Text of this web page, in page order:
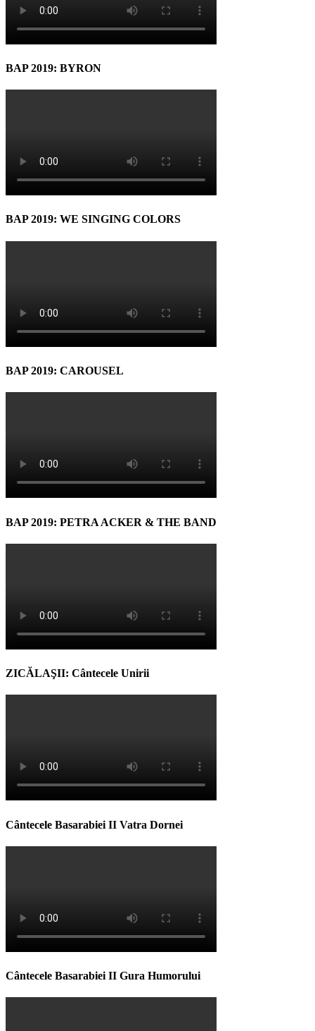
BAP 2019: BYRON
BAP 2019: WE SINGING COLORS
BAP 2019: CAROUSEL
BAP 2019: PETRA ACKER & THE BAND
ZICĂLAŞII: Cântecele Unirii
Cântecele Basarabiei II Vatra Dornei
Cântecele Basarabiei II Gura Humorului